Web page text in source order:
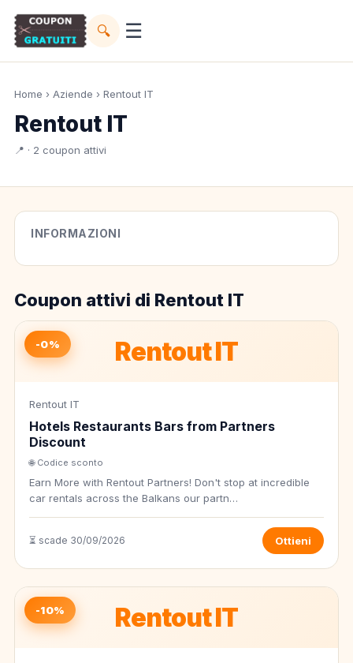
🔍 ☰
Home › Aziende › Rentout IT
Rentout IT
📍 · 2 coupon attivi
INFORMAZIONI
Coupon attivi di Rentout IT
Rentout IT
-0%
Rentout IT
Hotels Restaurants Bars from Partners
Discount
🌐 Codice sconto
Earn More with Rentout Partners! Don't stop at incredible
car rentals across the Balkans our partn…
⏳ scade 30/09/2026 Ottieni
Rentout IT
-10%